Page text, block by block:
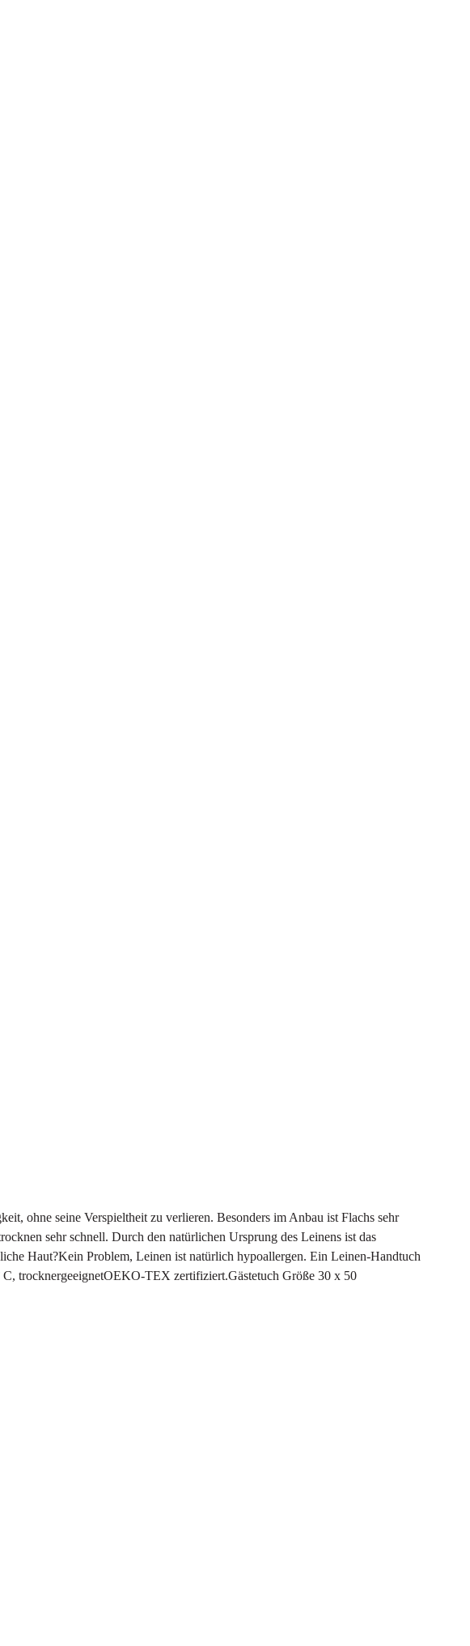
ohne seine Verspieltheit zu verlieren. Besonders im Anbau ist Flachs sehr
sehr schnell. Durch den natürlichen Ursprung des Leinens ist das
Haut?Kein Problem, Leinen ist natürlich hypoallergen. Ein Leinen-Handtuch
trocknergeeignetOEKO-TEX zertifiziert.Gästetuch Größe 30 x 50